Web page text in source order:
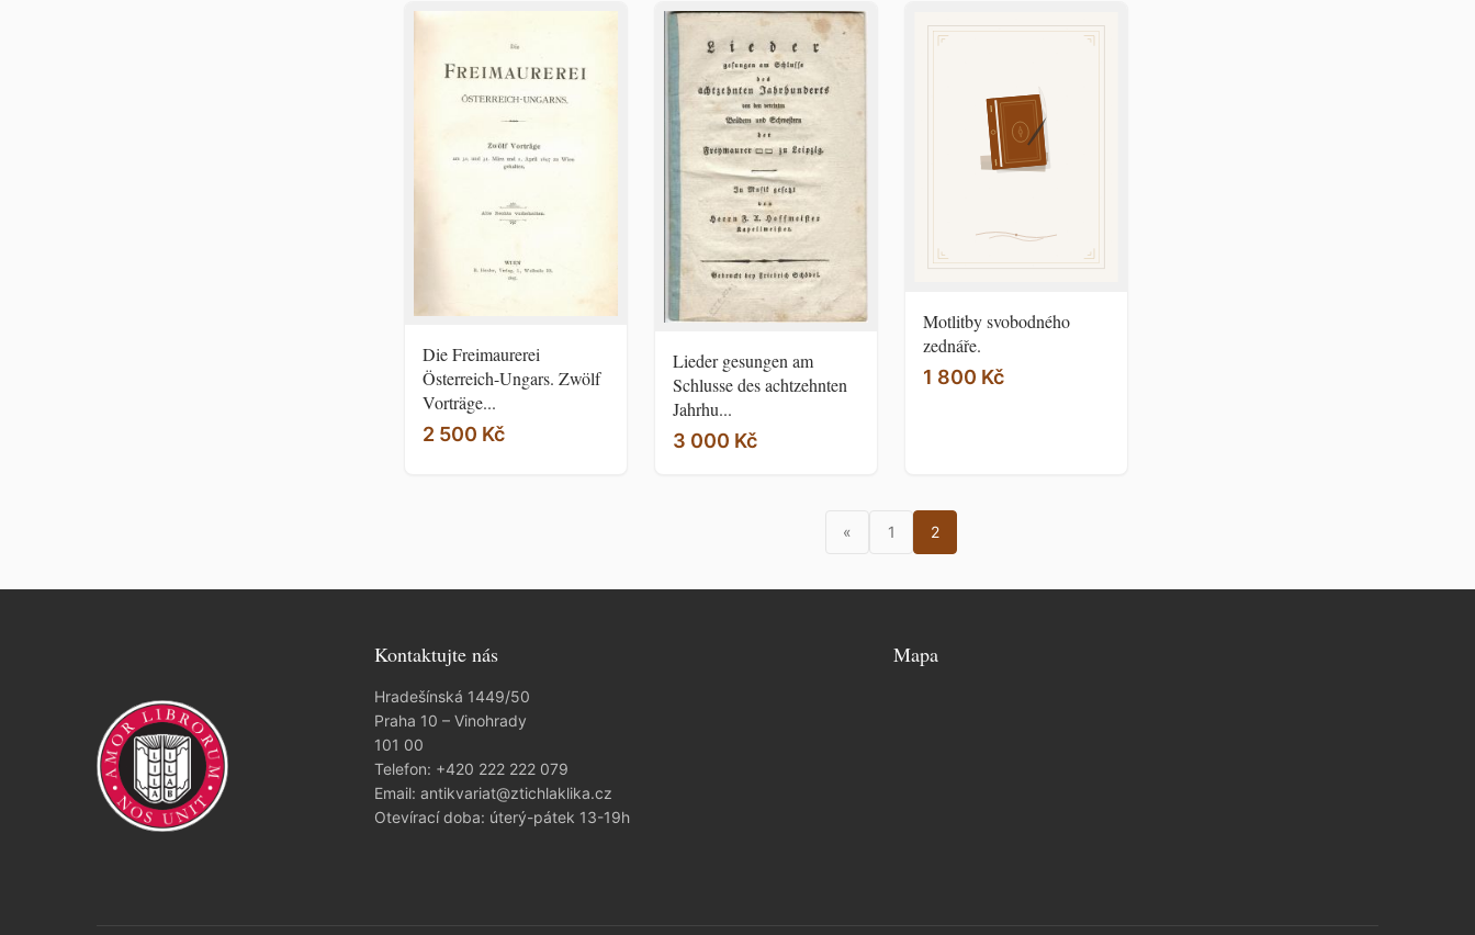
Die Freimaurerei
Österreich-Ungars. Zwölf
Vorträge...
2 500 Kč
Lieder gesungen am
Schlusse des achtzehnten
Jahrhu...
3 000 Kč
Motlitby svobodného
zednáře.
1 800 Kč
« 1 2
Kontaktujte nás
Hradešínská 1449/50
Praha 10 – Vinohrady
101 00
Telefon: +420 222 222 079
Email: antikvariat@ztichlaklika.cz
Otevírací doba: úterý-pátek 13-19h
Mapa